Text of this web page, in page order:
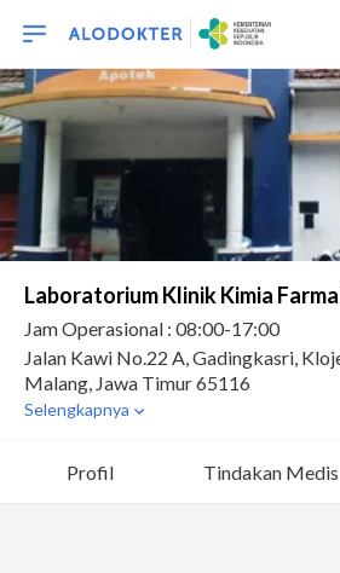
Profil Tindakan Medis